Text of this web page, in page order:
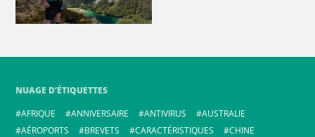
NUAGE D’ÉTIQUETTES
AFRIQUE
ANNIVERSAIRE ANTIVIRUS
AUSTRALIE
AÉROPORTS
BREVETS CARACTÉRISTIQUES
CHINE